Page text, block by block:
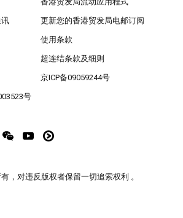
更新您的香港贸发局电邮订阅
使用条款
超连结条款及细则
京ICP备09059244号
号
，对违反版权者保留一切追索权利 。